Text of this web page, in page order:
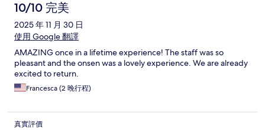
10/10 完美
2025 年 11 月 30 日
使用 Google 翻譯
AMAZING once in a lifetime experience! The staff was so
pleasant and the onsen was a lovely experience. We are already
excited to return.
Francesca (2 晚行程)
真實評價